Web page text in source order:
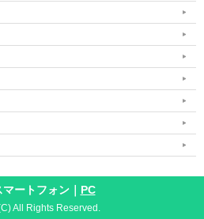
ートフォン｜ PC
All Rights Reserved.